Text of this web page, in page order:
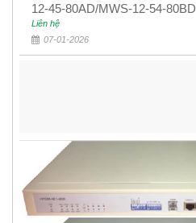
12-45-80AD/MWS-12-54-80BD
Liên hệ
07-01-2026